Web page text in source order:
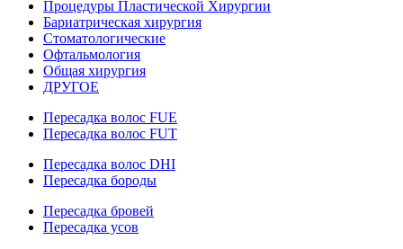
Процедуры Пластической Хирургии
Бариатрическая хирургия
Стоматологические
Офтальмология
Общая хирургия
ДРУГОЕ
Пересадка волос FUE
Пересадка волос FUT
Пересадка волос DHI
Пересадка бороды
Пересадка бровей
Пересадка усов